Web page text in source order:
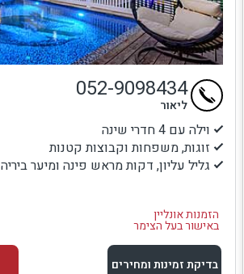
וילה עם 4 חדרי שינה
זוגות, משפחות וקבוצות קטנות
גליל עליון, דקות מראש פינה ומיער ביריה
הזמנות אונליין
באישור בעל הצימר
052-9098434
ליאור
בדיקת זמינות ומחירים